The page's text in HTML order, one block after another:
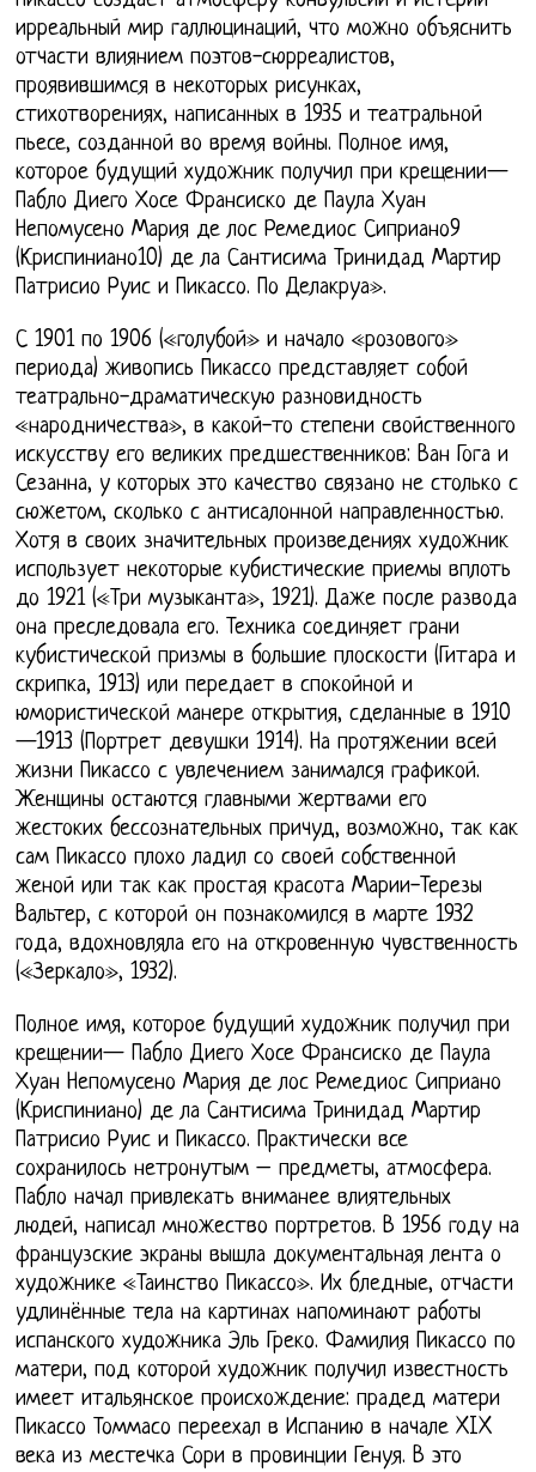
ирреальный мир галлюцинаций, что можно объяснить
отчасти влиянием поэтов-сюрреалистов,
проявившимся в некоторых рисунках,
стихотворениях, написанных в 1935 и театральной
пьесе, созданной во время войны. Полное имя,
которое будущий художник получил при крещении—
Пабло Диего Хосе Франсиско де Паула Хуан
Непомусено Мария де лос Ремедиос Сиприано9
(Криспиниано10) де ла Сантисима Тринидад Мартир
Патрисио Руис и Пикассо. По Делакруа».
С 1901 по 1906 («голубой» и начало «розового»
периода) живопись Пикассо представляет собой
театрально-драматическую разновидность
«народничества», в какой-то степени свойственного
искусству его великих предшественников: Ван Гога и
Сезанна, у которых это качество связано не столько с
сюжетом, сколько с антисалонной направленностью.
Хотя в своих значительных произведениях художник
использует некоторые кубистические приемы вплоть
до 1921 («Три музыканта», 1921). Даже после развода
она преследовала его. Техника соединяет грани
кубистической призмы в большие плоскости (Гитара и
скрипка, 1913) или передает в спокойной и
юмористической манере открытия, сделанные в 1910
—1913 (Портрет девушки 1914). На протяжении всей
жизни Пикассо с увлечением занимался графикой.
Женщины остаются главными жертвами его
жестоких бессознательных причуд, возможно, так как
сам Пикассо плохо ладил со своей собственной
женой или так как простая красота Марии-Терезы
Вальтер, с которой он познакомился в марте 1932
года, вдохновляла его на откровенную чувственность
(«Зеркало», 1932).
Полное имя, которое будущий художник получил при
крещении— Пабло Диего Хосе Франсиско де Паула
Хуан Непомусено Мария де лос Ремедиос Сиприано
(Криспиниано) де ла Сантисима Тринидад Мартир
Патрисио Руис и Пикассо. Практически все
сохранилось нетронутым – предметы, атмосфера.
Пабло начал привлекать вниманее влиятельных
людей, написал множество портретов. В 1956 году на
французские экраны вышла документальная лента о
художнике «Таинство Пикассо». Их бледные, отчасти
удлинённые тела на картинах напоминают работы
испанского художника Эль Греко. Фамилия Пикассо по
матери, под которой художник получил известность
имеет итальянское происхождение: прадед матери
Пикассо Томмасо переехал в Испанию в начале XIX
века из местечка Сори в провинции Генуя. В это